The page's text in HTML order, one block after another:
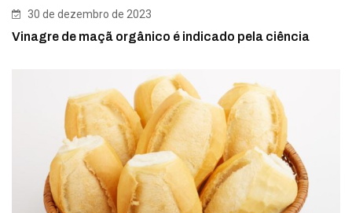
30 de dezembro de 2023
Vinagre de maçã orgânico é indicado pela ciência